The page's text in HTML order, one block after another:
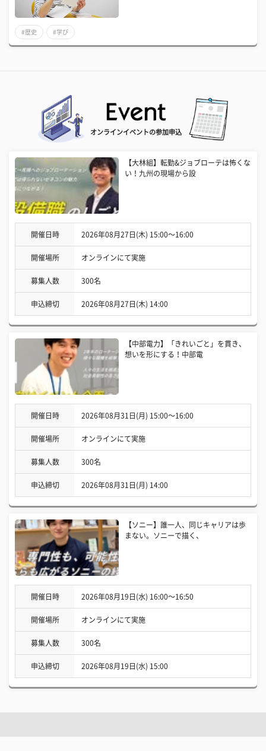
#歴史 #学び
オンラインイベントの参加申込
【大林組】転勤&ジョブローテは怖くな
い！九州の現場から設
開催日時 2026年08月27日(木) 15:00〜16:00
開催場所 オンラインにて実施
募集人数 300名
申込締切 2026年08月27日(木) 14:00
【中部電力】「きれいごと」を貫き、
想いを形にする！中部電
開催日時 2026年08月31日(月) 15:00〜16:00
開催場所 オンラインにて実施
募集人数 300名
申込締切 2026年08月31日(月) 14:00
【ソニー】誰一人、同じキャリアは歩
まない。ソニーで描く、
開催日時 2026年08月19日(水) 16:00〜16:50
開催場所 オンラインにて実施
募集人数 300名
申込締切 2026年08月19日(水) 15:00